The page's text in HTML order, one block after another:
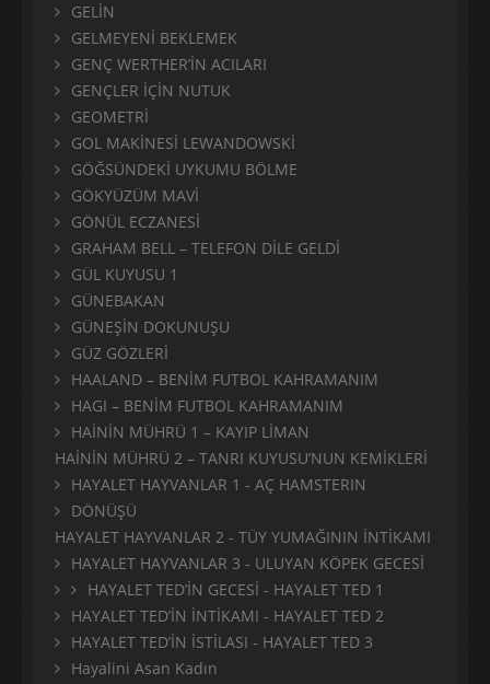
GELİN
GELMEYENİ BEKLEMEK
GENÇ WERTHER’İN ACILARI
GENÇLER İÇİN NUTUK
GEOMETRİ
GOL MAKİNESİ LEWANDOWSKİ
GÖĞSÜNDEKİ UYKUMU BÖLME
GÖKYÜZÜM MAVİ
GÖNÜL ECZANESİ
GRAHAM BELL – TELEFON DİLE GELDİ
GÜL KUYUSU 1
GÜNEBAKAN
GÜNEŞİN DOKUNUŞU
GÜZ GÖZLERİ
HAALAND – BENİM FUTBOL KAHRAMANIM
HAGI – BENİM FUTBOL KAHRAMANIM
HAİNİN MÜHRÜ 1 – KAYIP LİMAN
HAİNİN MÜHRÜ 2 – TANRI KUYUSU’NUN KEMİKLERİ
HAYALET HAYVANLAR 1 - AÇ HAMSTERIN
DÖNÜŞÜ
HAYALET HAYVANLAR 2 - TÜY YUMAĞININ İNTİKAMI
HAYALET HAYVANLAR 3 - ULUYAN KÖPEK GECESİ
HAYALET TED’İN GECESİ - HAYALET TED 1
HAYALET TED’İN İNTİKAMI - HAYALET TED 2
HAYALET TED’İN İSTİLASI - HAYALET TED 3
Hayalini Asan Kadın